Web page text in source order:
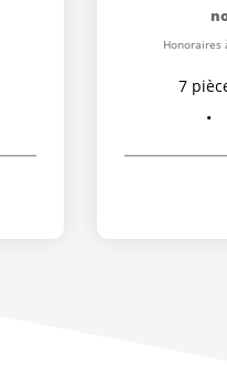
Honoraires
7